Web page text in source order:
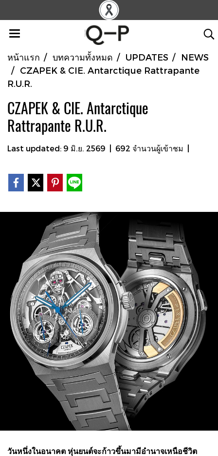
หน้าแรก บทความทั้งหมด UPDATES
NEWS
CZAPEK & CIE. Antarctique Rattrapante
R.U.R.
CZAPEK & CIE. Antarctique
Rattrapante R.U.R.
Last updated: 9 มิ.ย. 2569 692 จำนวนผู้เข้าชม
วันหนึ่งในอนาคต หุ่นยนต์จะก้าวขึ้นมามีอำนาจเหนือชีวิต